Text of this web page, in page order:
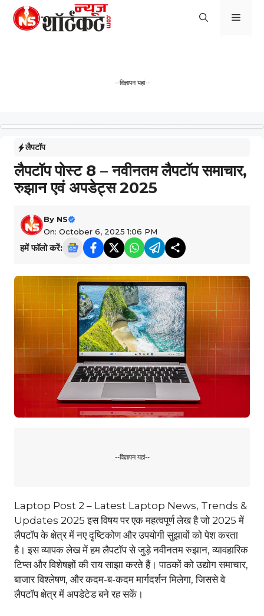
Skip
--विज्ञापन यहां--
लैपटॉप
लैपटॉप पोस्ट 8 – नवीनतम लैपटॉप समाचार,
रुझान एवं अपडेट्स 2025
By NS
On: October 6, 2025 1:06 PM
हमें फॉलो करें:
--विज्ञापन यहां--
Laptop Post 2 – Latest Laptop News, Trends &
Updates 2025 इस विषय पर एक महत्वपूर्ण लेख है जो 2025 में
लैपटॉप के क्षेत्र में नए दृष्टिकोण और उपयोगी सुझावों को पेश करता
है। इस व्यापक लेख में हम लैपटॉप से जुड़े नवीनतम रुझान, व्यावहारिक
टिप्स और विशेषज्ञों की राय साझा करते हैं। पाठकों को उद्योग समाचार,
बाजार विश्लेषण, और कदम-ब-कदम मार्गदर्शन मिलेगा, जिससे वे
लैपटॉप क्षेत्र में अपडेटेड बने रह सकें।